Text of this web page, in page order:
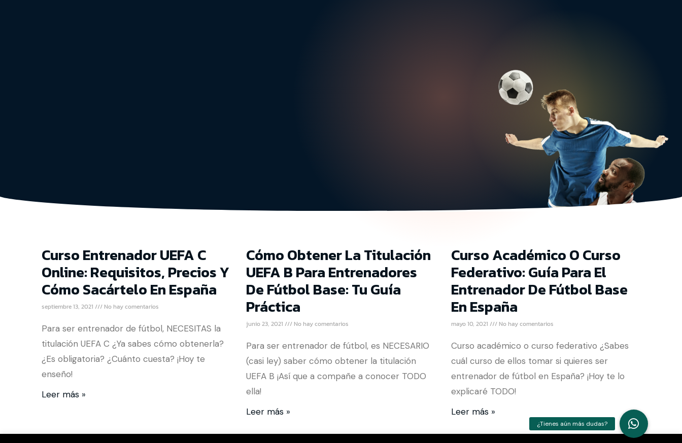
Curso Entrenador UEFA C
Online: Requisitos, Precios Y
Cómo Sacártelo En España
septiembre 13, 2021 No hay comentarios
Para ser entrenador de fútbol, NECESITAS la
titulación UEFA C ¿Ya sabes cómo obtenerla?
¿Es obligatoria? ¿Cuánto cuesta? ¡Hoy te
enseño!
Leer más »
Cómo Obtener La Titulación
UEFA B Para Entrenadores
De Fútbol Base: Tu Guía
Práctica
junio 23, 2021 No hay comentarios
Para ser entrenador de fútbol, es NECESARIO
(casi ley) saber cómo obtener la titulación
UEFA B ¡Así que a compañe a conocer TODO
ella!
Leer más »
Curso Académico O Curso
Federativo: Guía Para El
Entrenador De Fútbol Base
En España
mayo 10, 2021 No hay comentarios
Curso académico o curso federativo ¿Sabes
cuál curso de ellos tomar si quieres ser
entrenador de fútbol en España? ¡Hoy te lo
explicaré TODO!
Leer más »